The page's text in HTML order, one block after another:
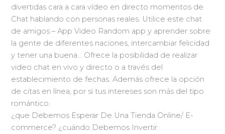
divertidas cara a cara vídeo en directo momentos de
Chat hablando con personas reales. Utilice este chat
de amigos – App Video Random app y aprender sobre
la gente de diferentes naciones, intercambiar felicidad
y tener una buena… Ofrece la posibilidad de realizar
video chat en vivo y directo o a través del
establecimiento de fechas. Además ofrece la opción
de citas en línea, por si tus intereses son más del tipo
romántico.
¿que Debemos Esperar De Una Tienda Online/ E-
commerce? ¿cuándo Debemos Invertir